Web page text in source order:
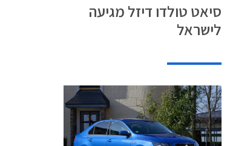
סיאט טולדו דיזל מגיעה
לישראל